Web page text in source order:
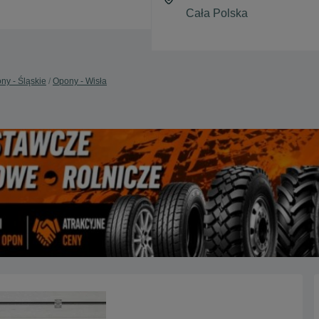
- Śląskie Opony - Wisła